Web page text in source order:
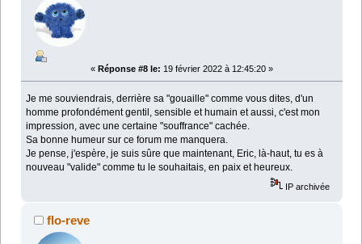
« Réponse #8 le: 19 février 2022 à 12:45:20 »
Je me souviendrais, derrière sa "gouaille" comme vous dites, d'un
homme profondément gentil, sensible et humain et aussi, c'est mon
impression, avec une certaine "souffrance" cachée.
Sa bonne humeur sur ce forum me manquera.
Je pense, j'espère, je suis sûre que maintenant, Eric, là-haut, tu es à
nouveau "valide" comme tu le souhaitais, en paix et heureux.
IP archivée
flo-reve